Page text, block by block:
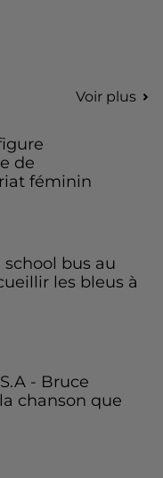
Voir plus
de
féminin
bus au
les bleus à
- Bruce
chanson que